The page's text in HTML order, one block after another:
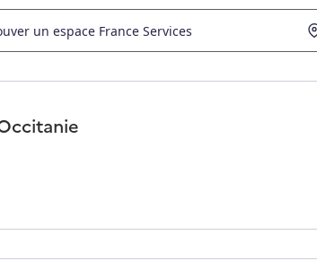
un espace France Services